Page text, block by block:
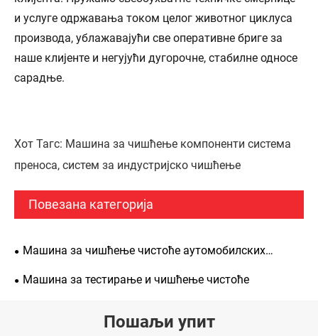
и услуге одржавања током целог животног циклуса
производа, ублажавајући све оперативне бриге за
наше клијенте и негујући дугорочне, стабилне односе
сарадње.
Хот Тагс: Машина за чишћење компоненти система
преноса, систем за индустријско чишћење
Повезана категорија
Машина за чишћење чистоће аутомобилских
делова
Машина за тестирање и чишћење чистоће
Пошаљи упит